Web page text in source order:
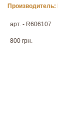
Производитель:
арт. - R606107
800 грн.